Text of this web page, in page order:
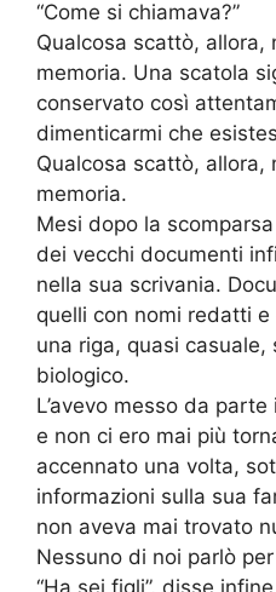
“Come si chiamava?”
Qualcosa scattò, allora,
memoria. Una scatola
conservato così
dimenticarmi che
Qualcosa scattò, allora,
memoria.
Mesi dopo la
dei vecchi documenti
nella sua scrivania.
quelli con nomi redatti e
una riga, quasi
biologico.
L’avevo messo da
e non ci ero mai più
accennato una volta,
informazioni sulla sua
non aveva mai trovato
Nessuno di noi parlò